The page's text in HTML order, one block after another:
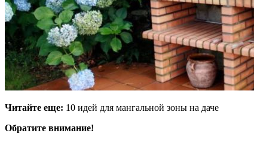
Читайте еще: 10 идей для мангальной зоны на даче
Обратите внимание!